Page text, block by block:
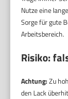
Nutze eine
Sorge für gute
Arbeitsbereich.
Risiko:
Achtung:Zu
den Lack